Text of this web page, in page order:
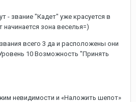
- звание "Кадет" уже красуется в
зона веселья=)
всего 3 да и расположены они
10 Возможность "Принять
невидимости и «Наложить шепот»